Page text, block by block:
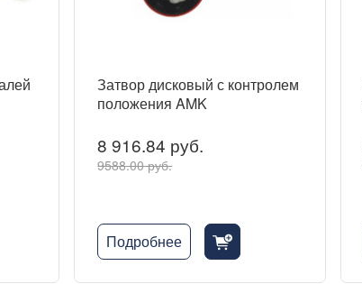
Затвор дисковый с контролем
положения AMK
8 916.84 руб.
9588.00 руб.
Подробнее cart_fill_badge_plus